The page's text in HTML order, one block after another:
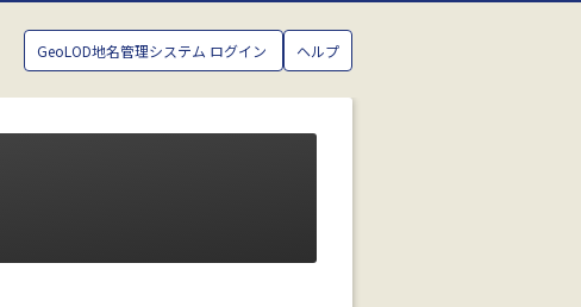
GeoLOD地名管理システム ログイン ヘルプ